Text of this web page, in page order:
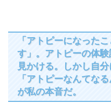
「アトピーになった
す」。アトピーの体
見かける。しかし自分
「アトピーなんてな
が私の本音だ。